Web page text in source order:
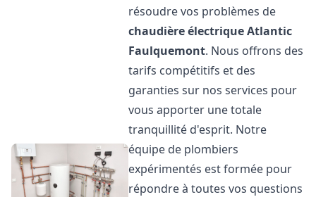
résoudre vos problèmes de
chaudière électrique Atlantic
Faulquemont. Nous offrons des
tarifs compétitifs et des
garanties sur nos services pour
vous apporter une totale
tranquillité d'esprit. Notre
équipe de plombiers
expérimentés est formée pour
répondre à toutes vos questions